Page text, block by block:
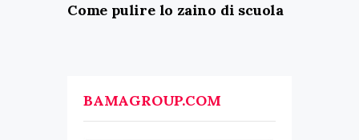
Come pulire lo zaino di scuola
BAMAGROUP.COM